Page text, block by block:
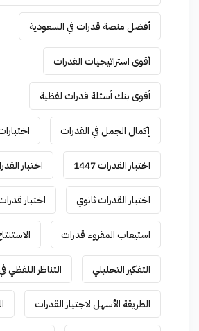
أفضل منصة قدرات في السعودية
أقوى استراتيجيات القدرات
أقوى بنك أسئلة قدرات لفظية
إكمال الجمل في القدرات
اختبار القدرات 1447 اختبار
اختبار القدرات ثانوي اختبار
استيعاب المقروء قدرات
التفكير التحليلي التناظر اللفظي
الطريقة الأسهل لاجتياز القدرات